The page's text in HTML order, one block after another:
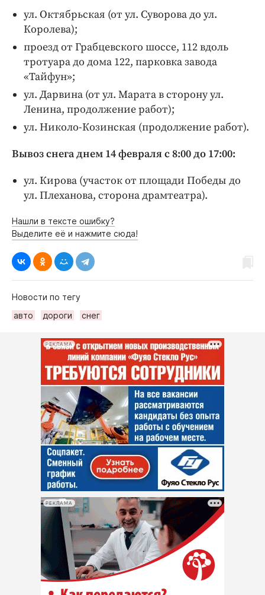
ул. Октябрьская (от ул. Суворова до ул.
Королева);
проезд от Грабцевского шоссе, 112 вдоль
тротуара до дома 122, парковка завода
«Тайфун»;
ул. Дарвина (от ул. Марата в сторону ул.
Ленина, продолжение работ);
ул. Николо-Козинская (продолжение работ).
Вывоз снега днем 14 февраля с 8:00 до 17:00:
ул. Кирова (участок от площади Победы до
ул. Плеханова, сторона драмтеатра).
Нашли в тексте ошибку?
Выделите её и нажмите сюда!
Новости по тегу
авто
дороги снег
РЕКЛАМА
РЕКЛАМА